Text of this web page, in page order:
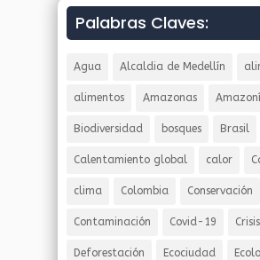
Palabras Claves:
Agua Alcaldia de Medellín
alimentos Amazonas
Biodiversidad bosques Brasil
Calentamiento global calor
clima Colombia Conservación
Contaminación Covid-19
Deforestación Ecociudad